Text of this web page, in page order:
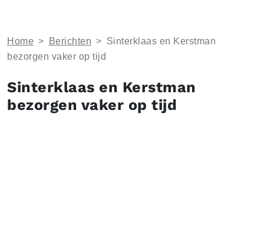
Home > Berichten > Sinterklaas en Kerstman
bezorgen vaker op tijd
Sinterklaas en Kerstman
bezorgen vaker op tijd